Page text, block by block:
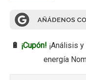
🔋 ¡Cupón! ¡Análisis
energía